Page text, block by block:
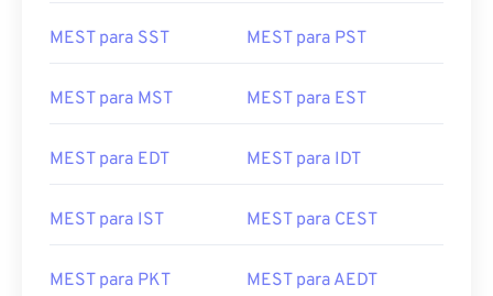
MEST para SST MEST para PST
MEST para MST MEST para EST
MEST para EDT MEST para IDT
MEST para IST MEST para CEST
MEST para PKT MEST para AEDT